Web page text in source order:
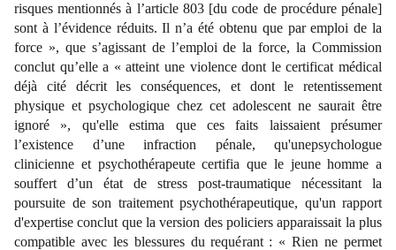
risques mentionnés à l’article 803 [du code de procédure pénale]
sont à l’évidence réduits. Il n’a été obtenu que par emploi de la
force », que s’agissant de l’emploi de la force, la Commission
conclut qu’elle a « atteint une violence dont le certificat médical
déjà cité décrit les conséquences, et dont le retentissement
physique et psychologique chez cet adolescent ne saurait être
ignoré », qu'elle estima que ces faits laissaient présumer
l’existence d’une infraction pénale, qu'unepsychologue
clinicienne et psychothérapeute certifia que le jeune homme a
souffert d’un état de stress post-traumatique nécessitant la
poursuite de son traitement psychothérapeutique, qu'un rapport
d'expertise conclut que la version des policiers apparaissait la plus
compatible avec les blessures du requérant : « Rien ne permet